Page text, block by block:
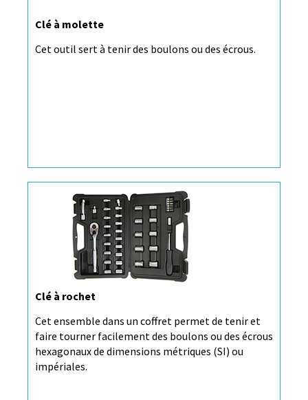
Clé à molette
Cet outil sert à tenir des boulons ou des écrous.
Clé à rochet
Cet ensemble dans un coffret permet de tenir et
faire tourner facilement des boulons ou des écrous
hexagonaux de dimensions métriques (SI) ou
impériales.